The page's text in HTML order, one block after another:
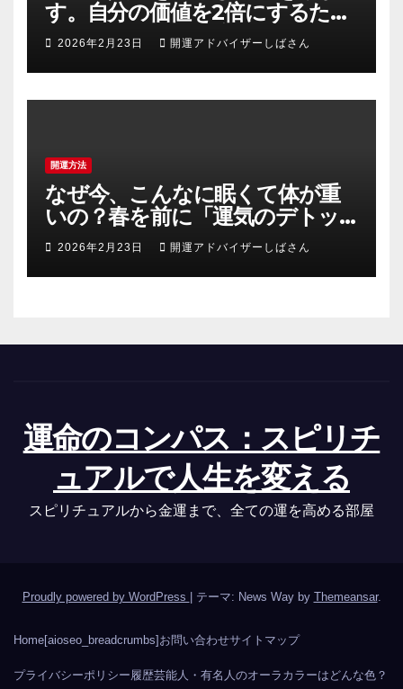
す。自分の価値を2倍にするため
の「エネルギーの安売り」禁止
2026年2月23日 開運アドバイザーしばさん
開運方法
なぜ今、こんなに眠くて体が重
いの？春を前に「運気のデトッ
クス」を成功させる3つの浄化術
2026年2月23日 開運アドバイザーしばさん
運命のコンパス：スピリチ
ュアルで人生を変える
スピリチュアルから金運まで、全ての運を高める部屋
Proudly powered by WordPress テーマ: News Way by Themeansar.
Home[aioseo_breadcrumbs] お問い合わせサイトマップ
プライバシーポリシー履歴芸能人・有名人のオーラカラーはどんな色？